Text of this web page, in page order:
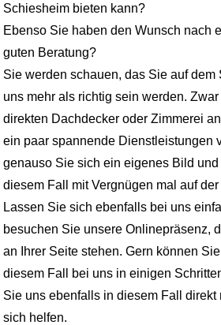
Schiesheim bieten kann?
Ebenso Sie haben den Wunsch nach
guten Beratung?
Sie werden schauen, das Sie auf
uns mehr als richtig sein werden.
direkten Dachdecker oder Zimmerei
ein paar spannende Dienstleistungen
genauso Sie sich ein eigenes Bild
diesem Fall mit Vergnügen mal auf
Lassen Sie sich ebenfalls bei uns
besuchen Sie unsere Onlinepräsenz,
an Ihrer Seite stehen. Gern können
diesem Fall bei uns in einigen
Sie uns ebenfalls in diesem Fall direkt
sich helfen.